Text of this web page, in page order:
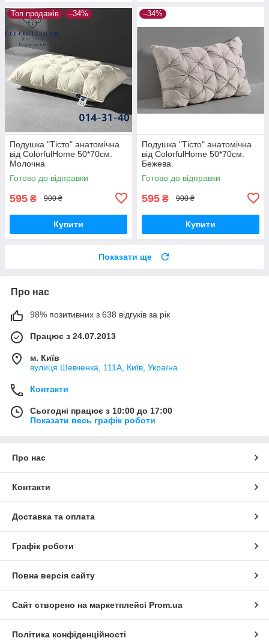
Топ продажів –34%
Подушка "Тісто" анатомічна
від ColorfulHome 50*70см.
Молочна
Готово до відправки
595 ₴ 900 ₴
Купити
–34%
Подушка "Тісто" анатомічна
від ColorfulHome 50*70см.
Бежева.
Готово до відправки
595 ₴ 900 ₴
Купити
Показати ще
Про нас
98% позитивних з 638 відгуків за рік
Працює з 24.07.2013
м. Київ
вулиця Шевченка, 111A, Київ, Україна
Контакти
Сьогодні працює з 10:00 до 17:00
Показати весь графік роботи
Про нас
Контакти
Доставка та оплата
Графік роботи
Повна версія сайту
Сайт створено на маркетплейсі Prom.ua
Політика конфіденційності